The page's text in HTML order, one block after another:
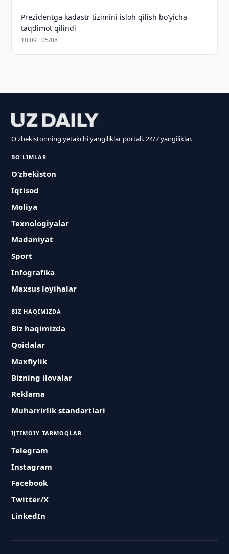
Prezidentga kadastr tizimini isloh qilish bo'yicha
taqdimot qilindi
10:09 · 05/08
O'zbekistonning yetakchi yangiliklar portali. 24/7 yangiliklar.
BO'LIMLAR
O‘zbekiston
Iqtisod
Moliya
Texnologiyalar
Madaniyat
Sport
Infografika
Maxsus loyihalar
BIZ HAQIMIZDA
Biz haqimizda
Qoidalar
Maxfiylik
Bizning ilovalar
Reklama
Muharrirlik standartlari
IJTIMOIY TARMOQLAR
Telegram
Instagram
Facebook
Twitter/X
LinkedIn